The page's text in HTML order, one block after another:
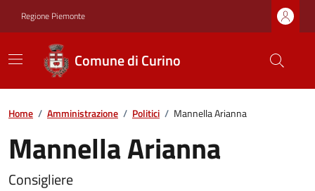
Regione Piemonte
Comune di Curino
Home / Amministrazione / Politici / Mannella Arianna
Mannella Arianna
Consigliere